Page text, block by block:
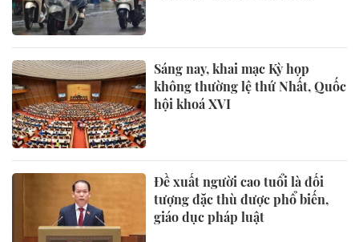
Sáng nay, khai mạc Kỳ họp
không thường lệ thứ Nhất, Quốc
hội khoá XVI
Đề xuất người cao tuổi là đối
tượng đặc thù được phổ biến,
giáo dục pháp luật